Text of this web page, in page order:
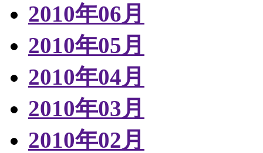
2010年06月
2010年05月
2010年04月
2010年03月
2010年02月